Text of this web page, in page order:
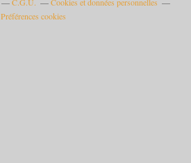
Préférences cookies